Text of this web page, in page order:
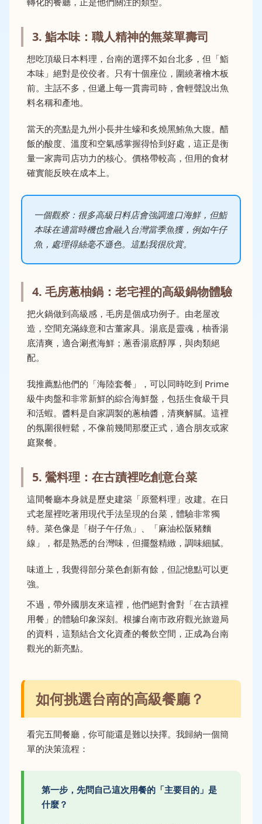
3. 鮨本味：職人精神的無菜單壽司
想吃頂級日本料理，台南的選擇不如台北多，但「鮨
本味」絕對是佼佼者。只有十個座位，圍繞著檜木板
前。主話不多，但遞上每一貫壽司時，會輕聲說出魚
料名稱和產地。
當天的亮點是九州小長井生蠔和炙燒黑鮪魚大腹。醋
飯的酸度、溫度和空氣感掌握得恰到好處，這正是衡
量一家壽司店功力的核心。價格帶較高，但用的食材
確實能反映在成本上。
一個觀察：很多高級日料店會強調進口海鮮，但鮨
本味在適當時機也會融入台灣當季魚獲，例如午仔
魚，處理得絲毫不遜色。這點我很欣賞。
4. 毛房蔥柚鍋：老宅裡的高級鍋物體驗
把火鍋做到高級感，毛房是個成功例子。由老屋改
造，空間充滿綠意和古董家具。湯底是靈魂，柚香湯
底清爽，適合涮煮海鮮；蔥香湯底醇厚，與肉類絕
配。
我推薦點他們的「海陸套餐」，可以同時吃到 Prime
級牛肉盤和非常新鮮的綜合海鮮盤，包括生食級干貝
和活蝦。醬料是自家調製的蔥柚醬，清爽解膩。這裡
的氛圍很輕鬆，不像前幾間那麼正式，適合朋友或家
庭聚餐。
5. 鶯料理：在古蹟裡吃創意台菜
這間餐廳本身就是歷史建築「原鶯料理」改建。在日
式老屋裡吃著用現代手法呈現的台菜，體驗非常獨
特。菜色像是「樹子午仔魚」、「麻油松阪豬麵
線」，都是熟悉的台灣味，但擺盤精緻，調味細膩。
味道上，我覺得部分菜色創新有餘，但記憶點可以更
強。
不過，帶外國朋友來這裡，他們絕對會對「在古蹟裡
用餐」的體驗印象深刻。根據台南市政府觀光旅遊局
的資料，這類結合文化資產的餐飲空間，正成為台南
觀光的新亮點。
如何挑選台南的高級餐廳？
看完五間餐廳，你可能還是難以抉擇。我歸納一個簡
單的決策流程：
第一步，先問自己這次用餐的「主要目的」是
什麼？